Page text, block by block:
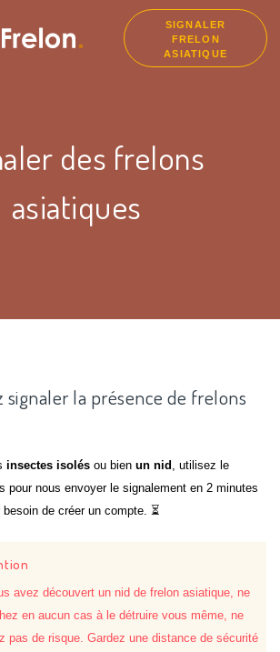
SIGNALER
FRELON
ASIATIQUE
des frelons
asiatiques
signaler la présence de frelons
insectes isolés ou bienun nid , utilisez le
pour nous envoyer le signalement en 2 minutes
de créer un compte. ⏳
avez découvert un nid de frelon asiatique, ne
en aucun cas à le détruire vous même, ne
pas de risque. Gardez une distance de sécurité